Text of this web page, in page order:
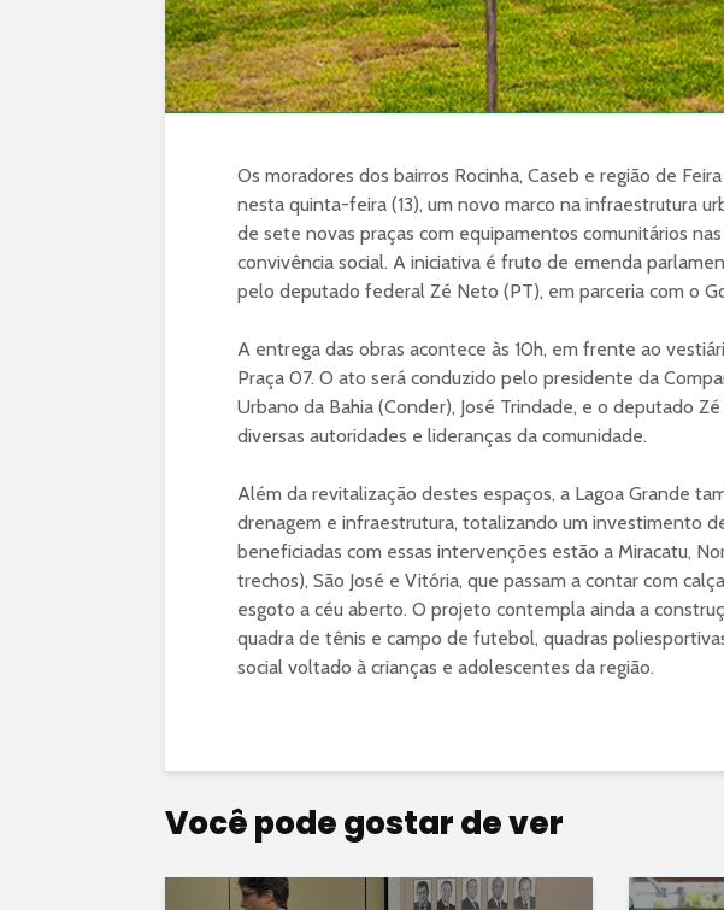
Os moradores dos bairros Rocinha, Caseb e região de
nesta quinta-feira (13), um novo marco na infraestrutura
de sete novas praças com equipamentos comunitários
convivência social. A iniciativa é fruto de emenda
pelo deputado federal Zé Neto (PT), em parceria com o
A entrega das obras acontece às 10h, em frente ao
Praça 07. O ato será conduzido pelo presidente da
Urbano da Bahia (Conder), José Trindade, e o deputado
diversas autoridades e lideranças da comunidade.
Além da revitalização destes espaços, a Lagoa Grande
drenagem e infraestrutura, totalizando um investimento
beneficiadas com essas intervenções estão a Miracatu,
trechos), São José e Vitória, que passam a contar com
esgoto a céu aberto. O projeto contempla ainda a
quadra de tênis e campo de futebol, quadras
social voltado à crianças e adolescentes da região.
Você pode gostar de ver